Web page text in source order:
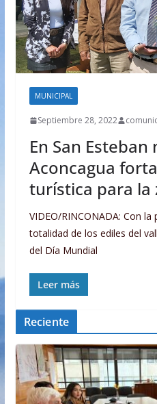
MUNICIPAL
Septiembre 28, 2022
En San
Aconcagua
turística para la
VIDEO/RINCONADA: Con la
totalidad de los ediles del
del Día Mundial
Leer más
Reciente